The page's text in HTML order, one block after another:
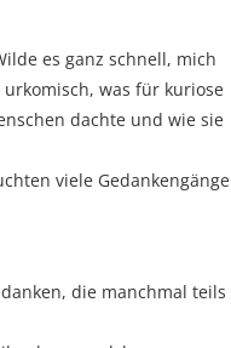
es ganz schnell, mich
was für kuriose
dachte und wie sie
viele Gedankengänge
die manchmal teils